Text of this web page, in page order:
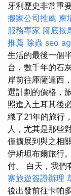
牙利歷史非常重
搬家公司推薦 柬
服務專家 腳底按
推薦 除蟲 seo
生活的最後一個
台，數千年的石
岸前往庫薩達西
選計劃的價格，
照進入土耳其後
織了21年的旅行
人，尤其是那些
僅擴展到與之相
伊斯坦布爾旅行
付。 白天，我們
寨旅遊簽證辦理
後出發前往卡帕